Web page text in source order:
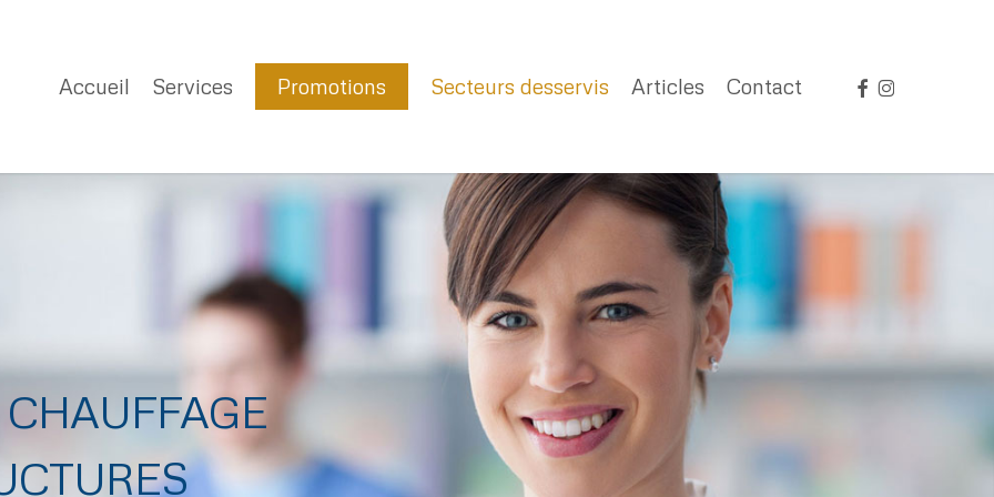
Accueil Services Promotions Secteurs desservis Articles Contact facebook
instagram